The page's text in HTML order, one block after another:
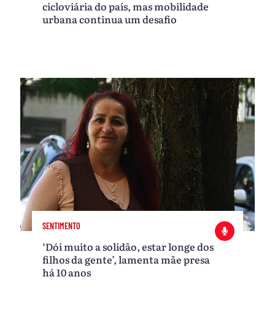
cicloviária do país, mas mobilidade
urbana continua um desafio
SENTIMENTO
‘Dói muito a solidão, estar longe dos
filhos da gente’, lamenta mãe presa
há 10 anos